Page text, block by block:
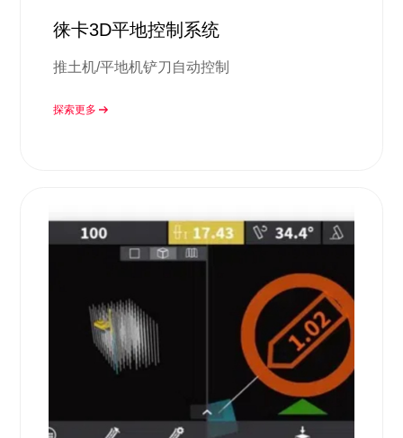
徕卡3D平地控制系统
推土机/平地机铲刀自动控制
探索更多